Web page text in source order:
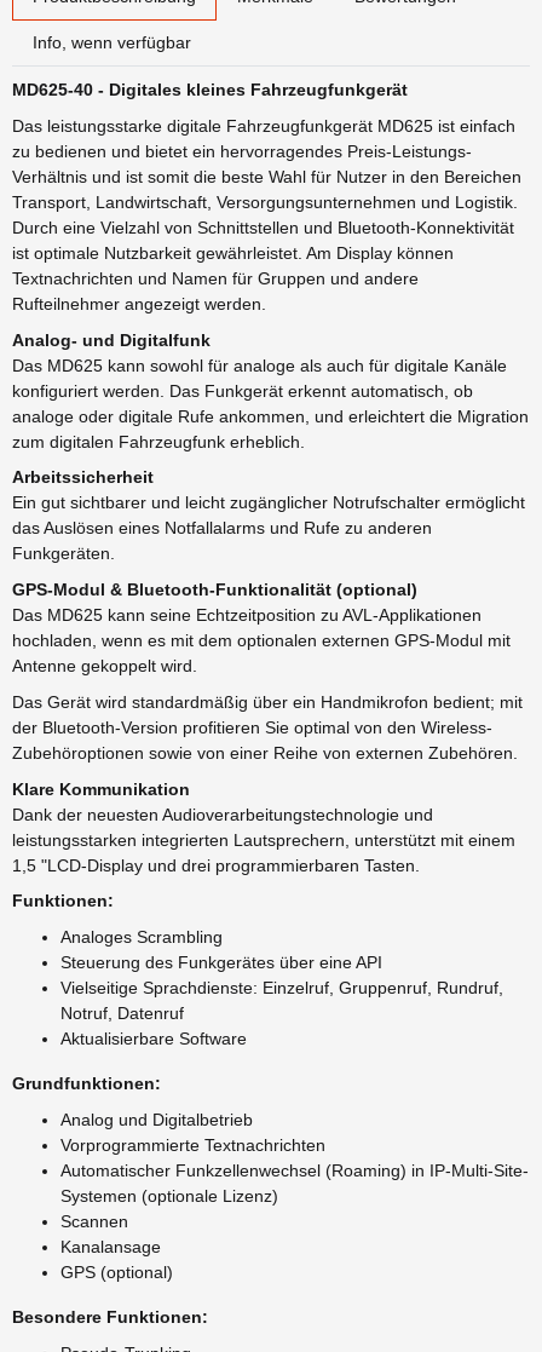
Info, wenn verfügbar
MD625-40 - Digitales kleines Fahrzeugfunkgerät
Das leistungsstarke digitale Fahrzeugfunkgerät MD625 ist einfach
zu bedienen und bietet ein hervorragendes Preis-Leistungs-
Verhältnis und ist somit die beste Wahl für Nutzer in den Bereichen
Transport, Landwirtschaft, Versorgungsunternehmen und Logistik.
Durch eine Vielzahl von Schnittstellen und Bluetooth-Konnektivität
ist optimale Nutzbarkeit gewährleistet. Am Display können
Textnachrichten und Namen für Gruppen und andere
Rufteilnehmer angezeigt werden.
Analog- und Digitalfunk
Das MD625 kann sowohl für analoge als auch für digitale Kanäle
konfiguriert werden. Das Funkgerät erkennt automatisch, ob
analoge oder digitale Rufe ankommen, und erleichtert die Migration
zum digitalen Fahrzeugfunk erheblich.
Arbeitssicherheit
Ein gut sichtbarer und leicht zugänglicher Notrufschalter ermöglicht
das Auslösen eines Notfallalarms und Rufe zu anderen
Funkgeräten.
GPS-Modul & Bluetooth-Funktionalität (optional)
Das MD625 kann seine Echtzeitposition zu AVL-Applikationen
hochladen, wenn es mit dem optionalen externen GPS-Modul mit
Antenne gekoppelt wird.
Das Gerät wird standardmäßig über ein Handmikrofon bedient; mit
der Bluetooth-Version profitieren Sie optimal von den Wireless-
Zubehöroptionen sowie von einer Reihe von externen Zubehören.
Klare Kommunikation
Dank der neuesten Audioverarbeitungstechnologie und
leistungsstarken integrierten Lautsprechern, unterstützt mit einem
1,5 "LCD-Display und drei programmierbaren Tasten.
Funktionen:
Analoges Scrambling
Steuerung des Funkgerätes über eine API
Vielseitige Sprachdienste: Einzelruf, Gruppenruf, Rundruf,
Notruf, Datenruf
Aktualisierbare Software
Grundfunktionen:
Analog und Digitalbetrieb
Vorprogrammierte Textnachrichten
Automatischer Funkzellenwechsel (Roaming) in IP-Multi-Site-
Systemen (optionale Lizenz)
Scannen
Kanalansage
GPS (optional)
Besondere Funktionen: